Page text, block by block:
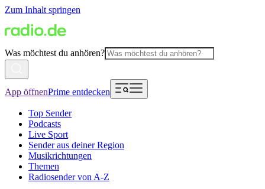
Zum Inhalt springen
Was möchtest du anhören?
App öffnenPrime entdecken
Top Sender
Podcasts
Live Sport
Sender aus deiner Region
Musikrichtungen
Themen
Radiosender von A-Z